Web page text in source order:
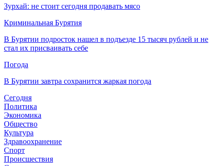
Зурхай: не стоит сегодня продавать мясо
Криминальная Бурятия
В Бурятии подросток нашел в подъезде 15 тысяч рублей и не
стал их присваивать себе
Погода
В Бурятии завтра сохранится жаркая погода
Сегодня
Политика
Экономика
Общество
Культура
Здравоохранение
Спорт
Происшествия